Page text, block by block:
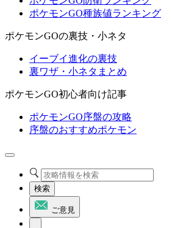
ポケモンGO種族値ランキング
ポケモンGOの裏技・小ネタ
イーブイ進化の裏技
裏ワザ・小ネタまとめ
ポケモンGO初心者向け記事
ポケモンGO序盤の攻略
序盤のおすすめポケモン
検索
ご意見